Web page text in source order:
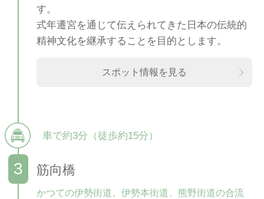
す。
式年遷宮を通じて伝えられてきた日本の伝統的
精神文化を継承することを目的とします。
スポット情報を見る
車で約3分（徒歩約15分）
筋向橋
かつての伊勢街道、伊勢本街道、熊野街道の合流